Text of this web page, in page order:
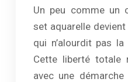
Un peu comme un
set aquarelle
qui n’alourdit pas
Cette liberté totale
avec une